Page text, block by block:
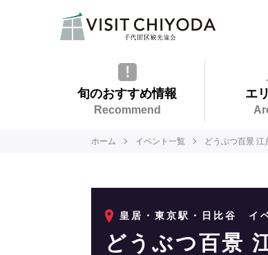
旬のおすすめ情報
Recommend
エ
ホーム イベント一覧 どうぶつ百景 江
皇居・東京駅・日比谷 イ
どうぶつ百景